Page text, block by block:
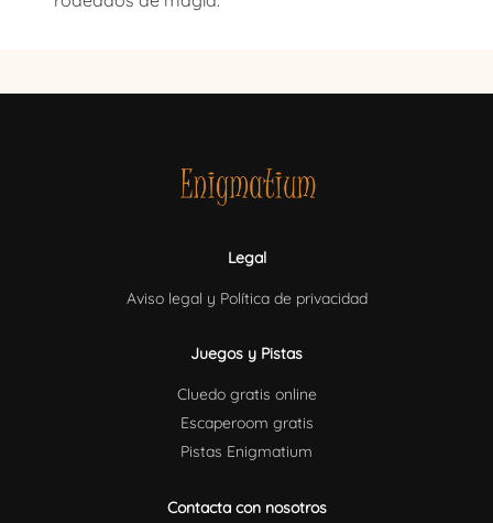
Legal
Aviso legal y Política de privacidad
Juegos y Pistas
Cluedo gratis online
Escaperoom gratis
Pistas Enigmatium
Contacta con nosotros